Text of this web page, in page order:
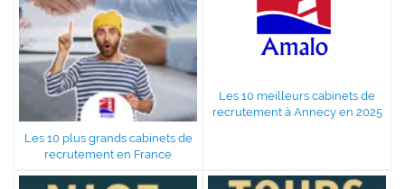
Les 10 plus grands cabinets de
recrutement en France
Les 10 meilleurs cabinets de
recrutement à Annecy en 2025